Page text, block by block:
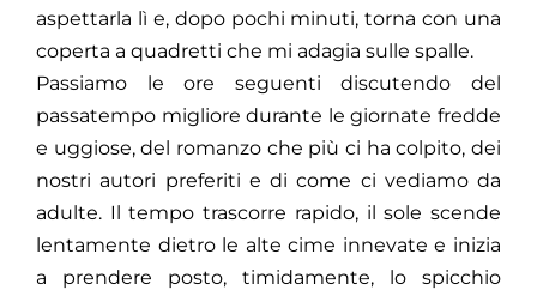
aspettarla lì e, dopo pochi minuti, torna con una
coperta a quadretti che mi adagia sulle spalle.
Passiamo le ore seguenti discutendo del
passatempo migliore durante le giornate fredde
e uggiose, del romanzo che più ci ha colpito, dei
nostri autori preferiti e di come ci vediamo da
adulte. Il tempo trascorre rapido, il sole scende
lentamente dietro le alte cime innevate e inizia
a prendere posto, timidamente, lo spicchio